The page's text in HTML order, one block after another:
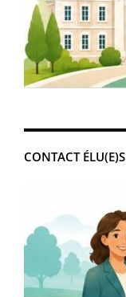
CONTACT ÉLU(E)S